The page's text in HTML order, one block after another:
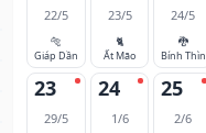
22/5
🐅
Giáp Dần
23/5
🐈
Ất Mão
24/5
🐉
Bính Thìn
23
29/5
24
1/6
25
2/6